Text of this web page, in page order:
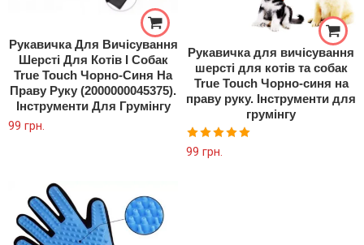
Рукавичка Для Вичісування
Шерсті Для Котів І Собак
True Touch Чорно-Синя На
Праву Руку (2000000045375).
Інструменти Для Грумінгу
99 грн.
Рукавичка для вичісування
шерсті для котів та собак
True Touch Чорно-синя на
праву руку. Інструменти для
грумінгу
Оцінено в
99 грн.